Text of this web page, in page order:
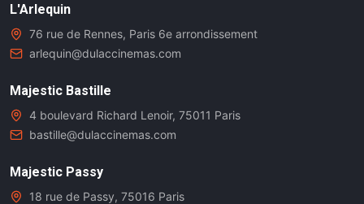
L'Arlequin
76 rue de Rennes, Paris 6e arrondissement
arlequin@dulaccinemas.com
Majestic Bastille
4 boulevard Richard Lenoir, 75011 Paris
bastille@dulaccinemas.com
Majestic Passy
18 rue de Passy, 75016 Paris